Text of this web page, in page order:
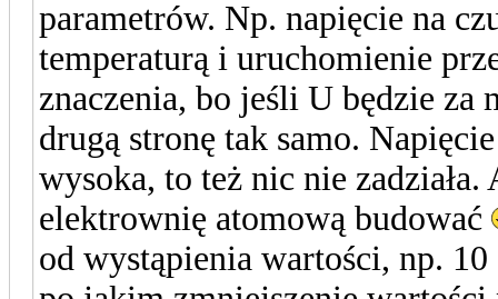
parametrów. Np. napięcie na
temperaturą i uruchomienie
znaczenia, bo jeśli U będzie za
drugą stronę tak samo.
wysoka, to też nic nie
elektrownię atomową budować
od wystąpienia wartości, np.